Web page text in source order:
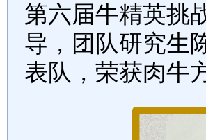
第六届牛精英挑
导，团队研究生
表队，荣获肉牛